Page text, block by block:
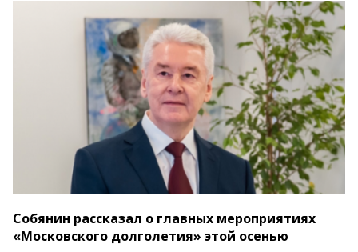
Собянин рассказал о главных мероприятиях
«Московского долголетия» этой осенью